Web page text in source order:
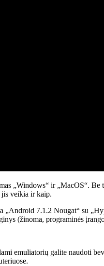
„Windows“ ir „MacOS“.
jis veikia ir kaip.
7.1.2 Nougat“ su
(žinoma, programinės
emuliatorių galite naudoti